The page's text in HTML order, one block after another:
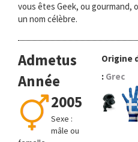
vous êtes Geek, ou gourmand,
un nom célèbre.
Admetus
Année
2005
Sexe :
mâle ou
Origine
: Grec